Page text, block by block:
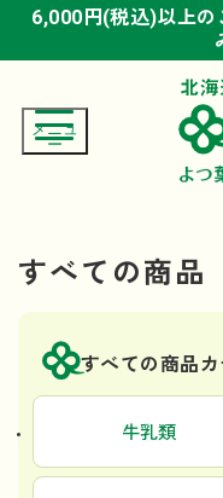
6,000円(税込)以上の
6,000円(税込)以上の
6,000円(税込)以上の
すべての商品
すべての商品カ
牛乳類